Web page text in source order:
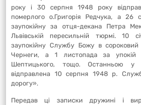
року і 30 серпня 1948 року
померлого о.Григорія Редчука, а
заупокійну за отця-декана Петра
Львівській пересильній тюрмі. 10
заупокійну Службу Божу в
Чернеги, а 1 листопада за упокій
Шептицького, тощо. Останньою у
відправлена 10 серпня 1948 р.
дорогу».
Передав ці записки дружині і